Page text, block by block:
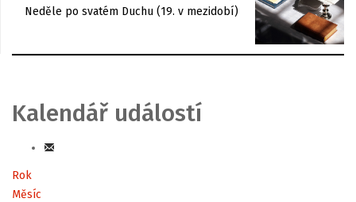
Neděle po svatém Duchu (19. v mezidobí)
Kalendář událostí
Rok
Měsíc